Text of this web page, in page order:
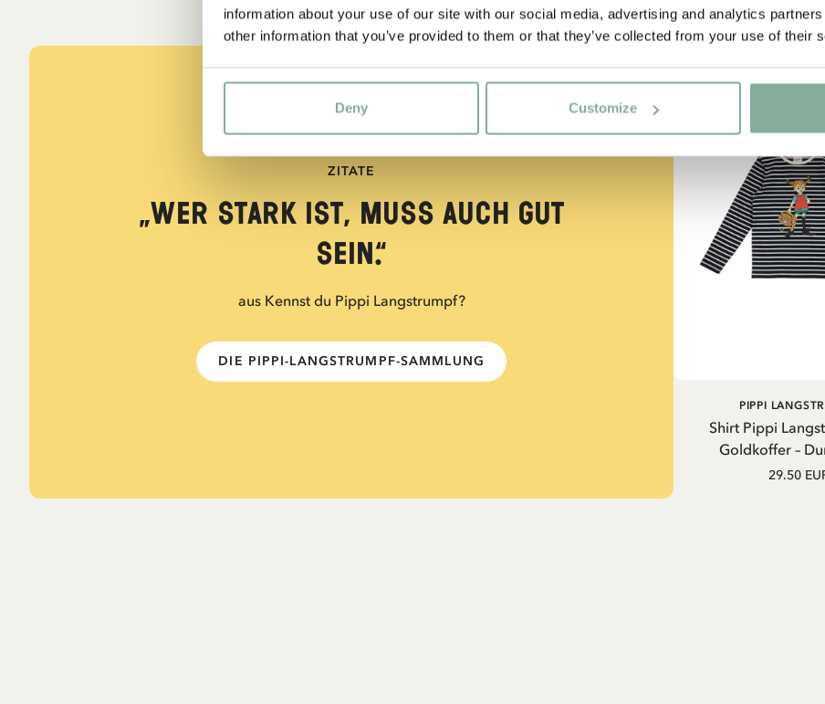
information about your use of our site with our social media, advertising and analytics
other information that you’ve provided to them or that they’ve collected from your use of their
Deny Customize
ZITATE
„Wer stark ist, muss auch gut
sein.“
aus Kennst du Pippi Langstrumpf?
DIE PIPPI-LANGSTRUMPF-SAMMLUNG
NEU
Shirt Pippi
Goldkoffer –
PIPPI
29.50
JETZT MITGLIED WERDEN